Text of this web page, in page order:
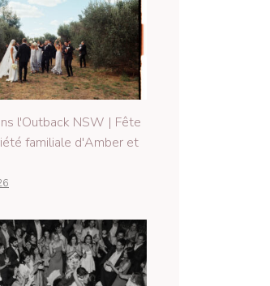
l'Outback NSW | Fête
familiale d'Amber et